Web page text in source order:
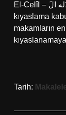
El-Celîl – لی ل جل جلاله الَ (Muhteşem): “Hiçbir kayıt ve
kıyaslama
makamların
Tarih: